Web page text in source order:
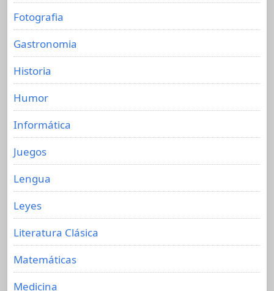
Fotografia
Gastronomia
Historia
Humor
Informática
Juegos
Lengua
Leyes
Literatura Clásica
Matemáticas
Medicina